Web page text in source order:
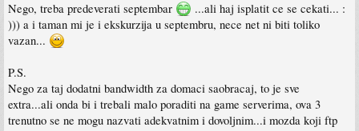
Nego, treba predeverati septembar
...ali haj isplatit ce se cekati... :
))) a i taman mi je i ekskurzija u septembru, nece net ni biti toliko
vazan...
P.S.
Nego za taj dodatni bandwidth za domaci saobracaj, to je sve
extra...ali onda bi i trebali malo poraditi na game serverima, ova 3
trenutno se ne mogu nazvati adekvatnim i dovoljnim...i mozda koji ftp